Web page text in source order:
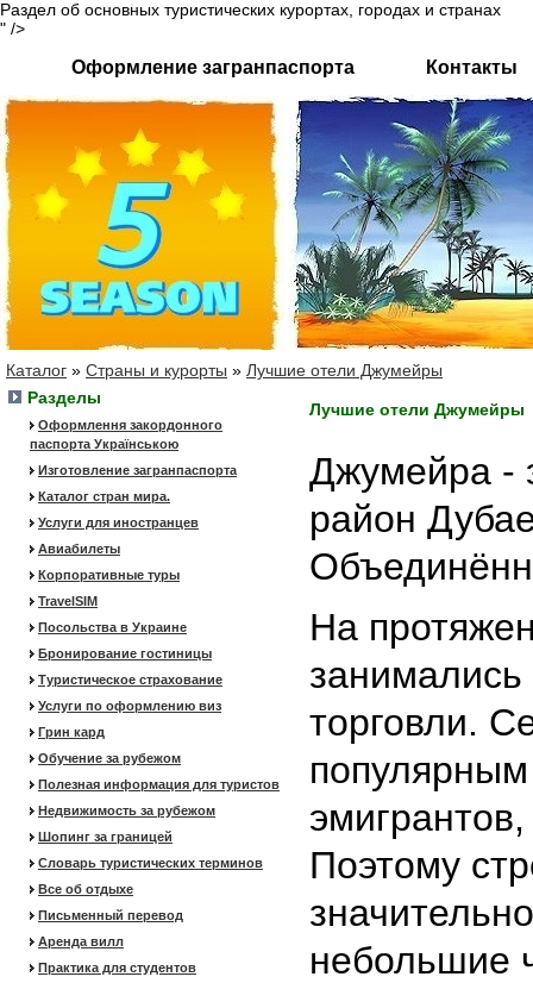
Раздел об основных туристических курортах, городах и странах
" />
Оформление загранпаспорта Контакты
Каталог » Страны и курорты » Лучшие отели Джумейры
Разделы
Оформлення закордонного
паспорта Українською
Изготовление загранпаспорта
Каталог стран мира.
Услуги для иностранцев
Авиабилеты
Корпоративные туры
TravelSIM
Посольства в Украине
Бронирование гостиницы
Туристическое страхование
Услуги по оформлению виз
Грин кард
Обучение за рубежом
Полезная информация для туристов
Недвижимость за рубежом
Шопинг за границей
Словарь туристических терминов
Все об отдыхе
Письменный перевод
Аренда вилл
Практика для студентов
Лучшие отели Джумейры
Джумейра -
район
На
торговли.
Поэтому
небольшие